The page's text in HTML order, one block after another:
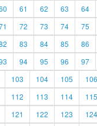
61 62 63 64
72 73 74 75
83 84 85 86
94 95 96 97
103 104 105 106
112 113 114 115
121 122 123 124